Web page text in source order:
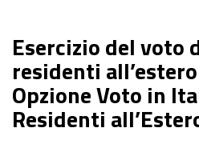
Esercizio del voto
residenti
Opzione Voto in
Residenti